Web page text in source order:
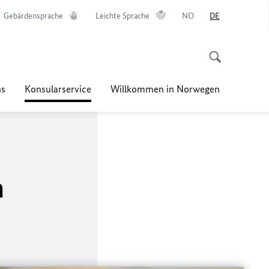
Gebärdensprache Leichte Sprache NO DE
Konsularservice Willkommen in Norwegen